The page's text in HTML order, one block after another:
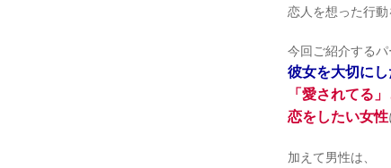
恋人を想った行動
今回ご紹介するパ
彼女を大切に
「愛されてる
恋をしたい女性
加えて男性は、